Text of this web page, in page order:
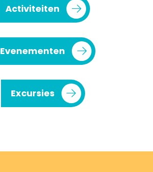
Activiteiten
Evenementen
Excursies